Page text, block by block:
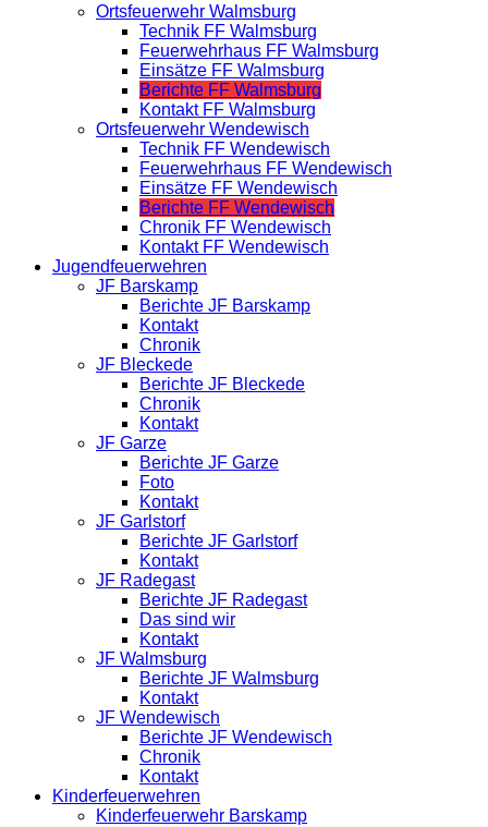
Ortsfeuerwehr Walmsburg
Technik FF Walmsburg
Feuerwehrhaus FF Walmsburg
Einsätze FF Walmsburg
Berichte FF Walmsburg
Kontakt FF Walmsburg
Ortsfeuerwehr Wendewisch
Technik FF Wendewisch
Feuerwehrhaus FF Wendewisch
Einsätze FF Wendewisch
Berichte FF Wendewisch
Chronik FF Wendewisch
Kontakt FF Wendewisch
Jugendfeuerwehren
JF Barskamp
Berichte JF Barskamp
Kontakt
Chronik
JF Bleckede
Berichte JF Bleckede
Chronik
Kontakt
JF Garze
Berichte JF Garze
Foto
Kontakt
JF Garlstorf
Berichte JF Garlstorf
Kontakt
JF Radegast
Berichte JF Radegast
Das sind wir
Kontakt
JF Walmsburg
Berichte JF Walmsburg
Kontakt
JF Wendewisch
Berichte JF Wendewisch
Chronik
Kontakt
Kinderfeuerwehren
Kinderfeuerwehr Barskamp